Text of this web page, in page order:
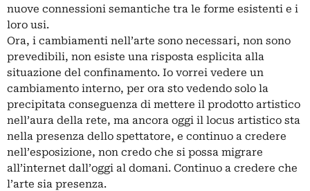
nuove connessioni semantiche tra le forme esistenti e i
loro usi.
Ora, i cambiamenti nell’arte sono necessari, non sono
prevedibili, non esiste una risposta esplicita alla
situazione del confinamento. Io vorrei vedere un
cambiamento interno, per ora sto vedendo solo la
precipitata conseguenza di mettere il prodotto artistico
nell’aura della rete, ma ancora oggi il locus artistico sta
nella presenza dello spettatore, e continuo a credere
nell’esposizione, non credo che si possa migrare
all’internet dall’oggi al domani. Continuo a credere che
l’arte sia presenza.